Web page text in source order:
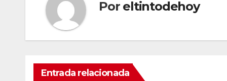
Por eltintodehoy
Entrada relacionada